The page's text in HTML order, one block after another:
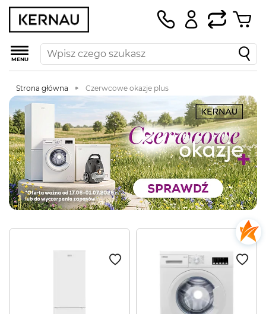
MENU
Strona główna Czerwcowe okazje plus